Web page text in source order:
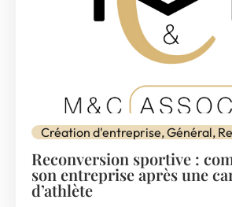
Création d'entreprise,Général,
Reconversion sportive :
son entreprise après une
d’athlète